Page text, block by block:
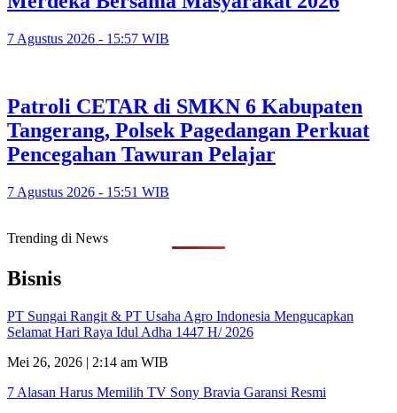
7 Agustus 2026 - 15:57 WIB
Patroli CETAR di SMKN 6 Kabupaten
Tangerang, Polsek Pagedangan Perkuat
Pencegahan Tawuran Pelajar
7 Agustus 2026 - 15:51 WIB
Trending di News
Bisnis
PT Sungai Rangit & PT Usaha Agro Indonesia Mengucapkan
Selamat Hari Raya Idul Adha 1447 H/ 2026
Mei 26, 2026 | 2:14 am WIB
7 Alasan Harus Memilih TV Sony Bravia Garansi Resmi